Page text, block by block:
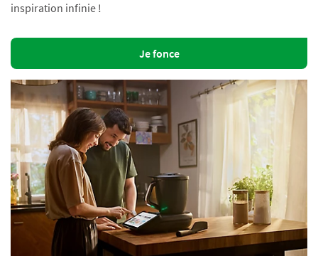
inspiration infinie !
Je fonce